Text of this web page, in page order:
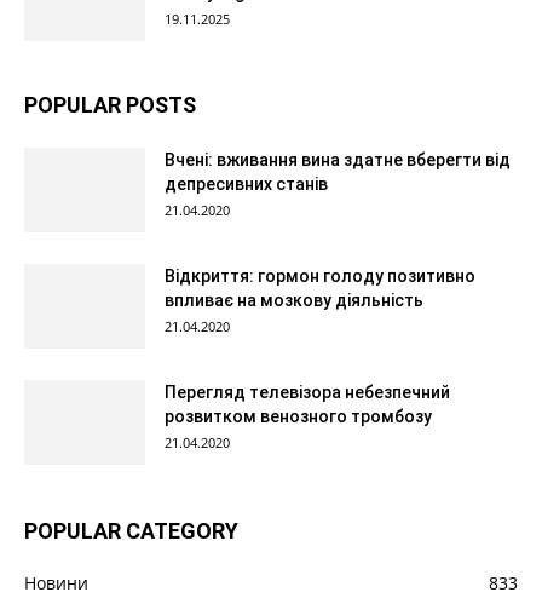
19.11.2025
POPULAR POSTS
Вчені: вживання вина здатне вберегти від
депресивних станів
21.04.2020
Відкриття: гормон голоду позитивно
впливає на мозкову діяльність
21.04.2020
Перегляд телевізора небезпечний
розвитком венозного тромбозу
21.04.2020
POPULAR CATEGORY
Новини
833